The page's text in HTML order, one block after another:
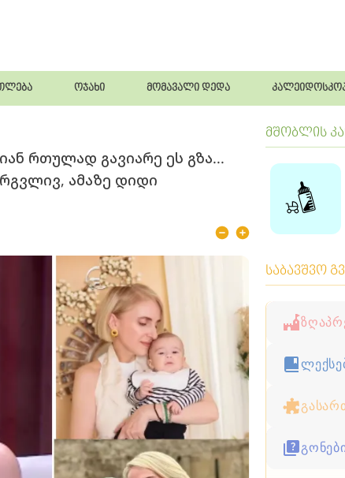
ოჯახი მომავალი დედა
რთულად გავიარე ეს გზა...
ამაზე დიდი
მშობლის
საბავშვო